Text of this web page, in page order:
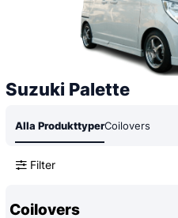
Suzuki Palette
Alla ProdukttyperCoilovers
Filter
Coilovers